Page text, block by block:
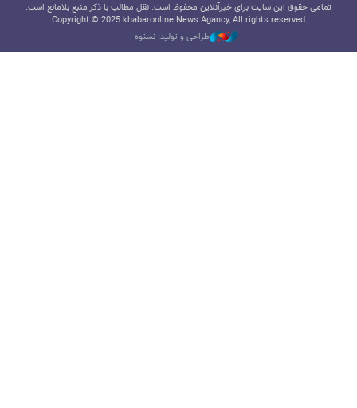
تمامی حقوق این سایت برای خبرآنلاین محفوظ است. نقل مطالب با ذکر منبع بلامانع است.
Copyright © 2025 khabaronline News Agancy, All rights reserved
طراحی و تولید: نستوه